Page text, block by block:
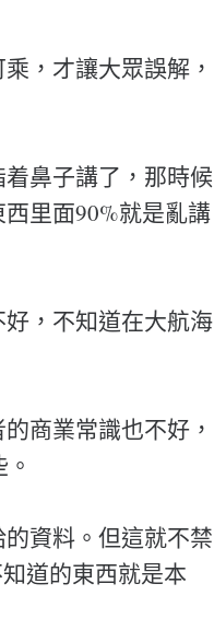
，才讓大眾誤解，
鼻子講了，那時候
里面90%就是亂講
，不知道在大航海
商業常識也不好，
資料。但這就不禁
道的東西就是本